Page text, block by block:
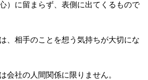
）に留まらず、表側に出てくるもので
、相手のことを想う気持ちが大切にな
会社の人間関係に限りません。